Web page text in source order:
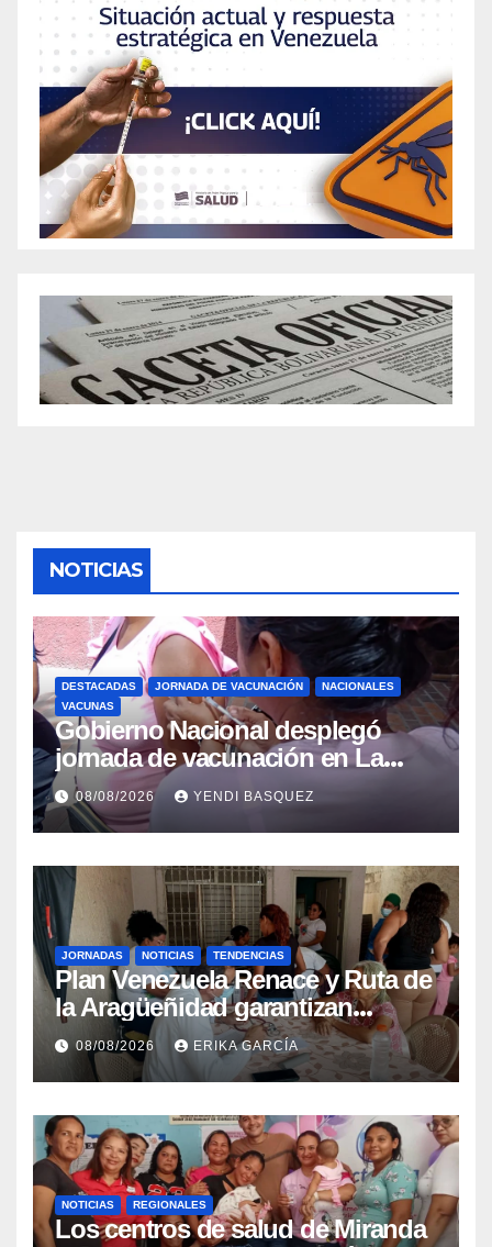
NOTICIAS
DESTACADAS JORNADA DE VACUNACIÓN
NACIONALES
VACUNAS
Gobierno Nacional desplegó
jornada de vacunación en La
Guaira para garantizar protección
epidemiológica
08/08/2026 YENDI BASQUEZ
JORNADAS NOTICIAS TENDENCIAS
Plan Venezuela Renace y Ruta de
la Aragüeñidad garantizan
atención médica integral en
Aragua
08/08/2026 ERIKA GARCÍA
NOTICIAS REGIONALES
Los centros de salud de Miranda